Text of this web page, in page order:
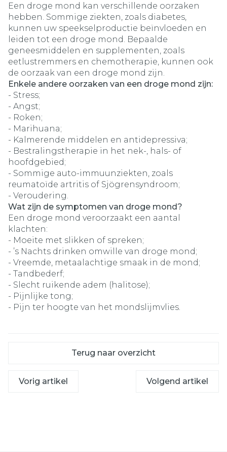
Een droge mond kan verschillende oorzaken
hebben. Sommige ziekten, zoals diabetes,
kunnen uw speekselproductie beïnvloeden en
leiden tot een droge mond. Bepaalde
geneesmiddelen en supplementen, zoals
eetlustremmers en chemotherapie, kunnen ook
de oorzaak van een droge mond zijn.
Enkele andere oorzaken van een droge mond zijn:
- Stress;
- Angst;
- Roken;
- Marihuana;
- Kalmerende middelen en antidepressiva;
- Bestralingstherapie in het nek-, hals- of
hoofdgebied;
- Sommige auto-immuunziekten, zoals
reumatoïde artritis of Sjögrensyndroom;
- Veroudering.
Wat zijn de symptomen van droge mond?
Een droge mond veroorzaakt een aantal
klachten:
- Moeite met slikken of spreken;
- ’s Nachts drinken omwille van droge mond;
- Vreemde, metaalachtige smaak in de mond;
- Tandbederf;
- Slecht ruikende adem (halitose);
- Pijnlijke tong;
- Pijn ter hoogte van het mondslijmvlies.
Terug naar overzicht
Vorig artikel Volgend artikel